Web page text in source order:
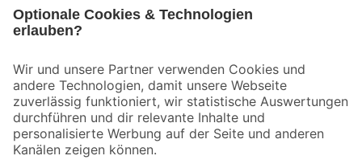
Der toom Newsletter: Keine Angebote und Aktionen mehr verpassen!
Zur Newsletter Anmeldung
Folge uns